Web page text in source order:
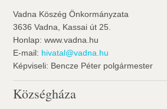
Vadna Köszég Önkormányzata
3636 Vadna, Kassai út 25.
Honlap: www.vadna.hu
E-mail: hivatal@vadna.hu
Képviseli: Bencze Péter polgármester
Községháza